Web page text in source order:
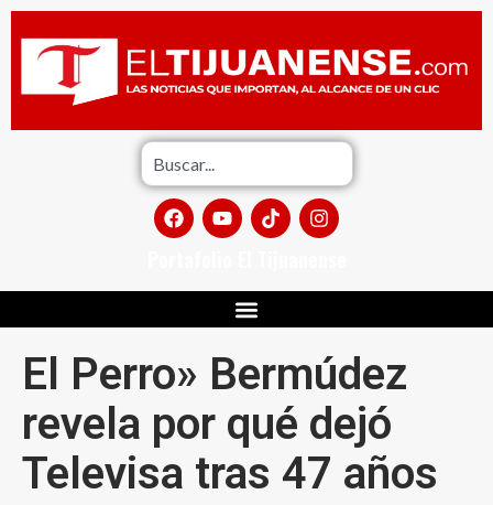
El Perro» Bermúdez
revela por qué dejó
Televisa tras 47 años